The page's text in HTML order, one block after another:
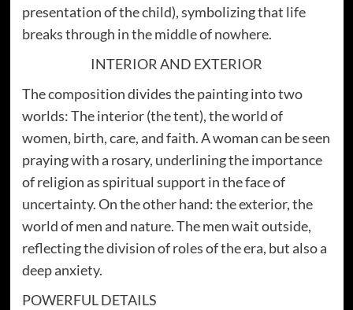
presentation of the child), symbolizing that life
breaks through in the middle of nowhere.
INTERIOR AND EXTERIOR
The composition divides the painting into two
worlds: The interior (the tent), the world of
women, birth, care, and faith. A woman can be seen
praying with a rosary, underlining the importance
of religion as spiritual support in the face of
uncertainty. On the other hand: the exterior, the
world of men and nature. The men wait outside,
reflecting the division of roles of the era, but also a
deep anxiety.
POWERFUL DETAILS